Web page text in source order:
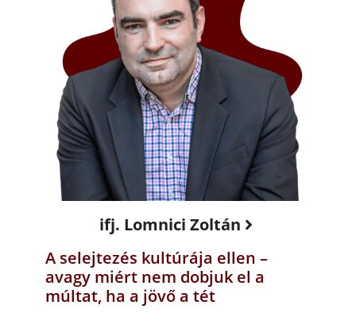
ifj. Lomnici Zoltán
A selejtezés kultúrája ellen –
avagy miért nem dobjuk el a
múltat, ha a jövő a tét